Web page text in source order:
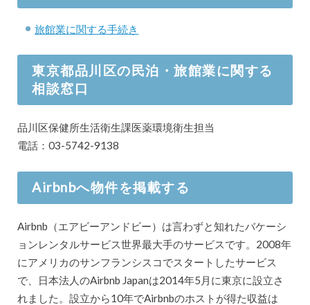
旅館業に関する手続き
東京都品川区の民泊・旅館業に関する
相談窓口
品川区保健所生活衛生課医薬環境衛生担当
電話：03-5742-9138
Airbnbへ物件を掲載する
Airbnb（エアビーアンドビー）は言わずと知れたバケーシ
ョンレンタルサービス世界最大手のサービスです。2008年
にアメリカのサンフランシスコでスタートしたサービス
で、日本法人のAirbnb Japanは2014年5月に東京に設立さ
れました。設立から10年でAirbnbのホストが得た収益は